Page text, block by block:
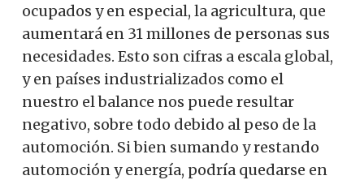
ocupados y en especial, la agricultura, que
aumentará en 31 millones de personas sus
necesidades. Esto son cifras a escala global,
y en países industrializados como el
nuestro el balance nos puede resultar
negativo, sobre todo debido al peso de la
automoción. Si bien sumando y restando
automoción y energía, podría quedarse en